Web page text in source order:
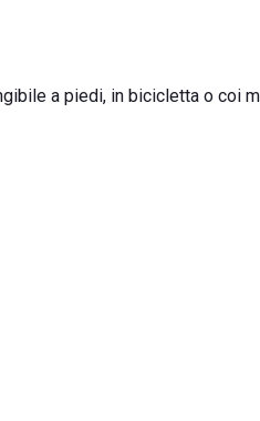
a piedi, in bicicletta o coi